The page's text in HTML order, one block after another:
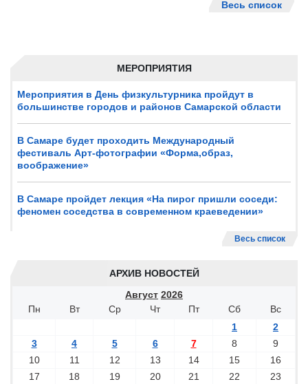
МЕРОПРИЯТИЯ
Мероприятия в День физкультурника пройдут в
большинстве городов и районов Самарской области
В Самаре будет проходить Международный
фестиваль Арт-фотографии «Форма,образ,
воображение»
В Самаре пройдет лекция «На пирог пришли соседи:
феномен соседства в современном краеведении»
Весь список
АРХИВ НОВОСТЕЙ
Август 2026
Пн
Вт Ср Чт Пт Сб
Вс
1
2
3
4 5 6 7 8
9
10
11 12 13 14 15
16
17
18 19 20 21 22
23
Весь список